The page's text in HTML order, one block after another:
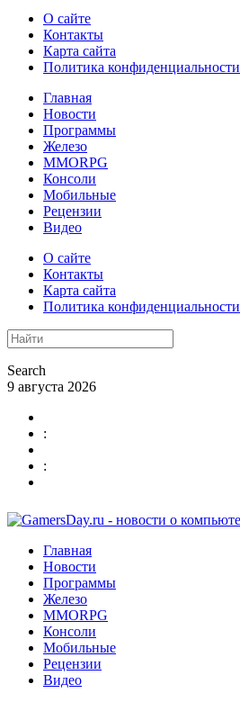
О сайте
Контакты
Карта сайта
Политика конфиденциальности
Главная
Новости
Программы
Железо
MMORPG
Консоли
Мобильные
Рецензии
Видео
О сайте
Контакты
Карта сайта
Политика конфиденциальности
Search
9 августа 2026
:
:
Главная
Новости
Программы
Железо
MMORPG
Консоли
Мобильные
Рецензии
Видео